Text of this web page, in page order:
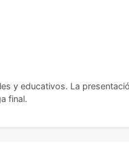
y educativos. La
final.